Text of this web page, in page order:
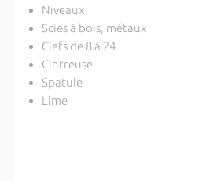
Niveaux
Scies à bois, métaux
Clefs de 8 à 24
Cintreuse
Spatule
Lime